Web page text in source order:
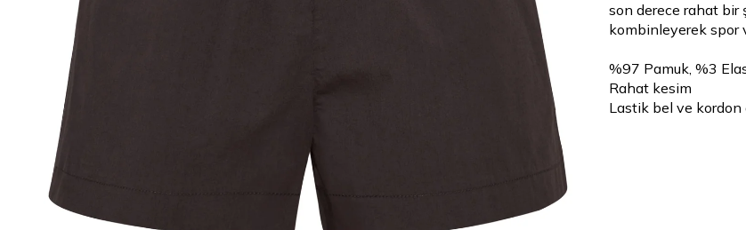
son derece rahat bir
kombinleyerek spor
%97 Pamuk, %3
Rahat kesim
Lastik bel ve kordon